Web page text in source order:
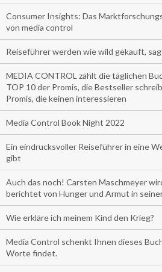
Consumer Insights: Das
von media control
Reiseführer werden wie wild gekauft,
MEDIA CONTROL zählt die täglichen
TOP 10 der Promis, die Bestseller
Promis, die keinen interessieren
Media Control Book Night 2022
Ein eindrucksvoller Reiseführer in eine
gibt
Auch das noch! Carsten Maschmeyer
berichtet von Hunger und Armut in
Wie erkläre ich meinem Kind den Krieg?
Media Control schenkt Ihnen dieses
Worte findet.